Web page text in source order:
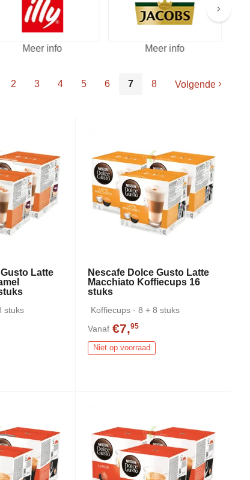
Meer info Meer info
2 3 4 5 6 7 8 Volgende
Latte
stuks
Nescafe Dolce Gusto Latte
Macchiato Koffiecups 16
stuks
Koffiecups - 8 + 8 stuks
Vanaf €7,95
Niet op voorraad